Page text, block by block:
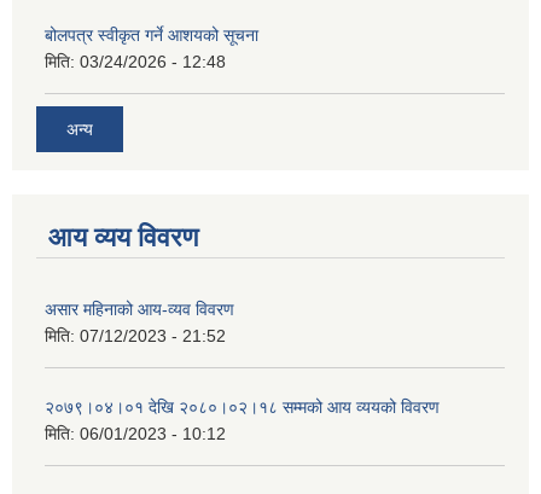
बोलपत्र स्वीकृत गर्ने आशयको सूचना
मिति: 03/24/2026 - 12:48
अन्य
आय व्यय विवरण
असार महिनाको आय-व्यव विवरण
मिति: 07/12/2023 - 21:52
२०७९।०४।०१ देखि २०८०।०२।१८ सम्मको आय व्ययको विवरण
मिति: 06/01/2023 - 10:12